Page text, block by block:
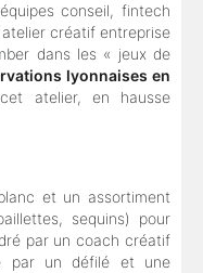
conseil, fintech
créatif entreprise
dans les « jeux de
lyonnaises en
atelier, en hausse
et un assortiment
sequins) pour
par un coach créatif
par un défilé et une